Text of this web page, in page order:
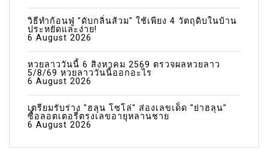
วิธีทำก้อนฟู่ "ดับกลิ่นส้วม" ใช้เพียง 4 วัตถุดิบในบ้าน
ประหยัดและง่าย!
6 August 2026
หวยลาววันนี้ 6 สิงหาคม 2569 ตรวจผลหวยลาว
5/8/69 หวยลาววันนี้ออกอะไร
6 August 2026
เตรียมรับร่าง "ฮลุน โซโล่" ส่องเลขเด็ด "ย่าฮลุน"
ซื้อลอตเตอรี่ตรงเลขอายุหลานชาย
6 August 2026